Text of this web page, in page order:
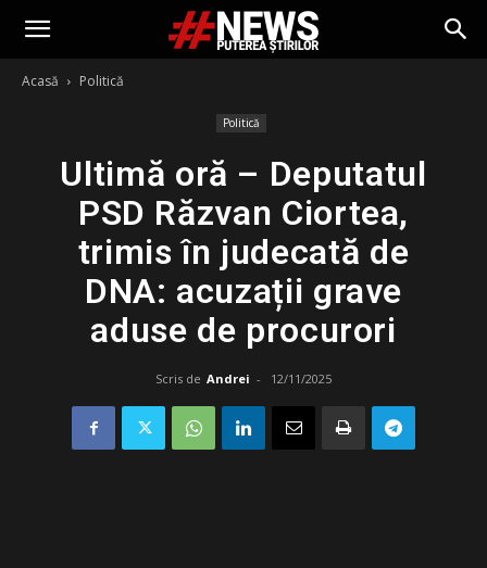
Acasă Politică
Politică
Ultimă oră – Deputatul
PSD Răzvan Ciortea,
trimis în judecată de
DNA: acuzații grave
aduse de procurori
Scris de Andrei - 12/11/2025